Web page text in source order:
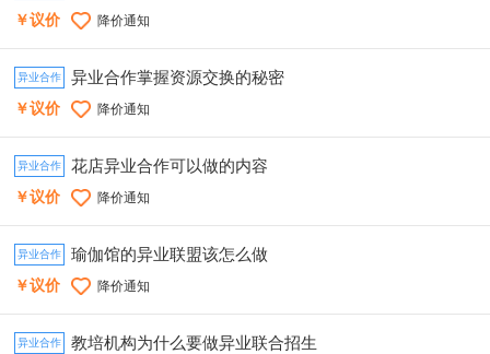
￥议价 降价通知
异业合作 异业合作掌握资源交换的秘密
￥议价 降价通知
异业合作 花店异业合作可以做的内容
￥议价 降价通知
异业合作 瑜伽馆的异业联盟该怎么做
￥议价 降价通知
异业合作 教培机构为什么要做异业联合招生